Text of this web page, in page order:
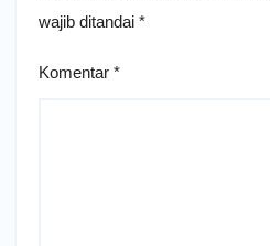
wajib ditandai *
Komentar *